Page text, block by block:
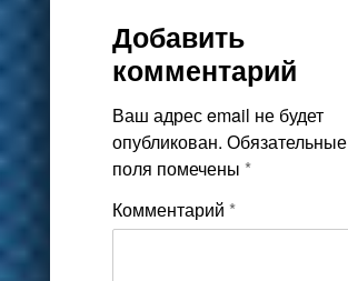
Добавить
комментарий
Ваш адрес email не будет
опубликован. Обязательные
поля помечены *
Комментарий *